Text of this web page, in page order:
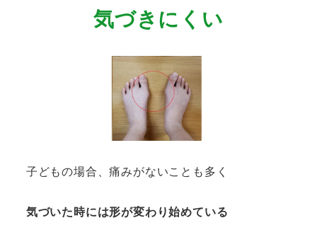
気づきにくい
子どもの場合、痛みがないことも多く
気づいた時には形が変わり始めている